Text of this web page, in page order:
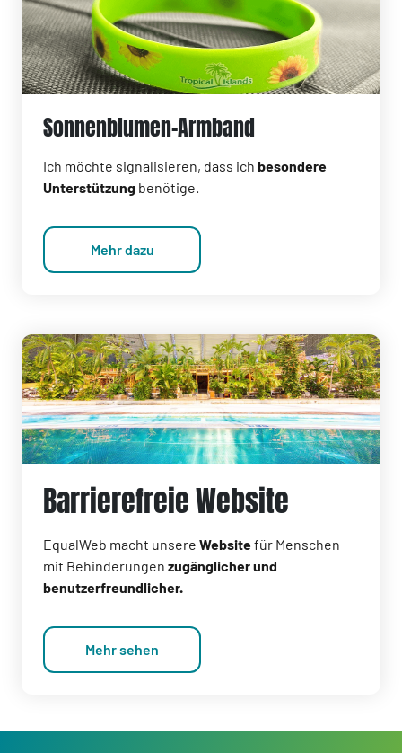
Sonnenblumen-Armband
Ich möchte signalisieren, dass ich besondere
Unterstützung benötige.
Mehr dazu
Barrierefreie Website
EqualWeb macht unsere Websitefür Menschen
mit Behinderungen zugänglicher und
benutzerfreundlicher.
Mehr sehen